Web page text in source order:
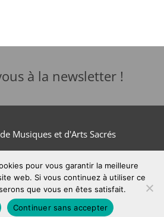
à la newsletter !
Musiques et d'Arts Sacrés
Orange Solidarité Ouest
pour vous garantir la meilleure
web. Si vous continuez à utiliser ce
que vous en êtes satisfait.
Continuer sans accepter